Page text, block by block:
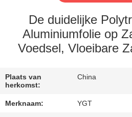
ONGEVEER
ONS
De duidelijke
Aluminiumfolie op
Voedsel, Vloeibare
Plaats van
herkomst:
China
Merknaam: YGT